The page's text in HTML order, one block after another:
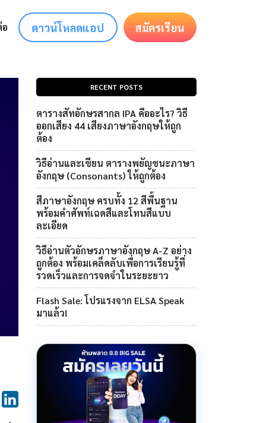
ดาวน์โหลดแอป สมัครเรียน
RECENT POSTS
ตารางสัทอักษรสากล IPA คืออะไร? วิธี
ออกเสียง 44 เสียงภาษาอังกฤษให้ถูก
ต้อง
วิธีอ่านและเขียน ตารางพยัญชนะภาษา
อังกฤษ (Consonants) ให้ถูกต้อง
สีภาษาอังกฤษ ครบทั้ง 12 สีพื้นฐาน
พร้อมคำศัพท์เฉดสีและโทนสีแบบ
ละเอียด
วิธีอ่านตัวอักษรภาษาอังกฤษ A-Z อย่าง
ถูกต้อง พร้อมเคล็ดลับเพื่อการเรียนรู้ที่
รวดเร็วและการจดจำในระยะยาว
Flash Sale: โปรแรงจาก ELSA Speak
มาแล้ว!